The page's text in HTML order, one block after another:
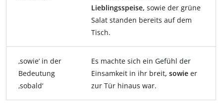
Lieblingsspeise, sowie der grüne
Salat standen bereits auf dem
Tisch.
‚sowie‘ in der
Bedeutung
‚sobald‘
Es machte sich ein Gefühl der
Einsamkeit in ihr breit, sowie er
zur Tür hinaus war.